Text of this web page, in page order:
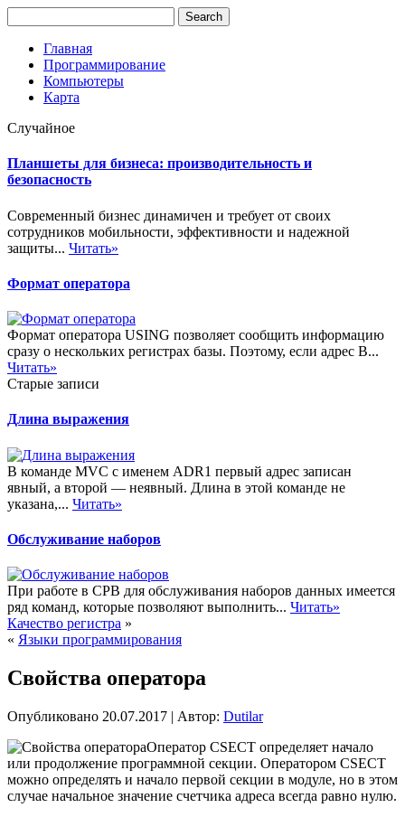
Главная
Программирование
Компьютеры
Карта
Случайное
Планшеты для бизнеса: производительность и
безопасность
Современный бизнес динамичен и требует от своих
сотрудников мобильности, эффективности и надежной
защиты... Читать»
Формат оператора
Формат оператора USING позволяет сообщить информацию
сразу о нескольких регистрах базы. Поэтому, если адрес В...
Читать»
Старые записи
Длина выражения
В команде MVC с именем ADR1 первый адрес записан
явный, а второй — неявный. Длина в этой команде не
указана,... Читать»
Обслуживание наборов
При работе в СРВ для обслуживания наборов данных имеется
ряд команд, которые позволяют выполнить... Читать»
Качество регистра »
« Языки программирования
Свойства оператора
Опубликовано 20.07.2017 | Автор: Dutilar
Оператор CSECT определяет начало
или продолжение программной секции. Оператором CSECT
можно определять и начало первой секции в модуле, но в этом
случае начальное значение счетчика адреса всегда равно нулю.